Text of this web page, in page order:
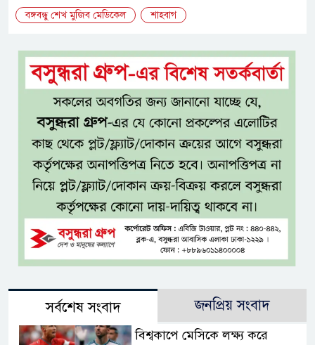
বঙ্গবন্ধু শেখ মুজিব মেডিকেল শাহবাগ
সর্বশেষ সংবাদ জনপ্রিয় সংবাদ
বিশ্বকাপে মেসিকে লক্ষ্য করে